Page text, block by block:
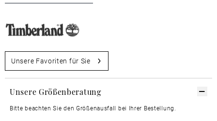
Unsere Favoriten für Sie
Unsere Größenberatung
Bitte beachten Sie den Größenausfall bei Ihrer Bestellung.